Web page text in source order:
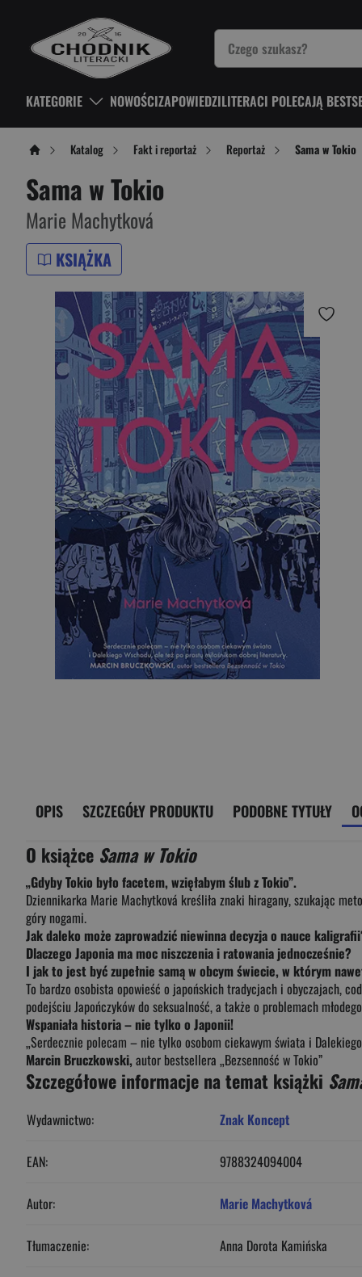
KATEGORIE NOWOŚCIZAPOWIEDZILITERACI POLECAJĄ
Katalog Fakt i reportaż Reportaż Sama w Tokio
Sama w Tokio
Marie Machytková
KSIĄŻKA
OPIS SZCZEGÓŁY PRODUKTU PODOBNE TYTUŁY
O książce Sama w Tokio
„Gdyby Tokio było facetem, wzięłabym ślub z Tokio”.
Dziennikarka Marie Machytková kreśliła znaki hiragany, szukając
góry nogami.
Jak daleko może zaprowadzić niewinna decyzja o nauce
Dlaczego Japonia ma moc niszczenia i ratowania jednocześnie?
I jak to jest być zupełnie samą w obcym świecie, w którym
To bardzo osobista opowieść o japońskich tradycjach i obyczajach,
podejściu Japończyków do seksualność, a także o problemach
Wspaniała historia – nie tylko o Japonii!
„Serdecznie polecam – nie tylko osobom ciekawym świata i
Marcin Bruczkowski, autor bestsellera „Bezsenność w Tokio”
Szczegółowe informacje na temat książki
Wydawnictwo: Znak Koncept
EAN: 9788324094004
Autor: Marie Machytková
Tłumaczenie: Anna Dorota Kamińska